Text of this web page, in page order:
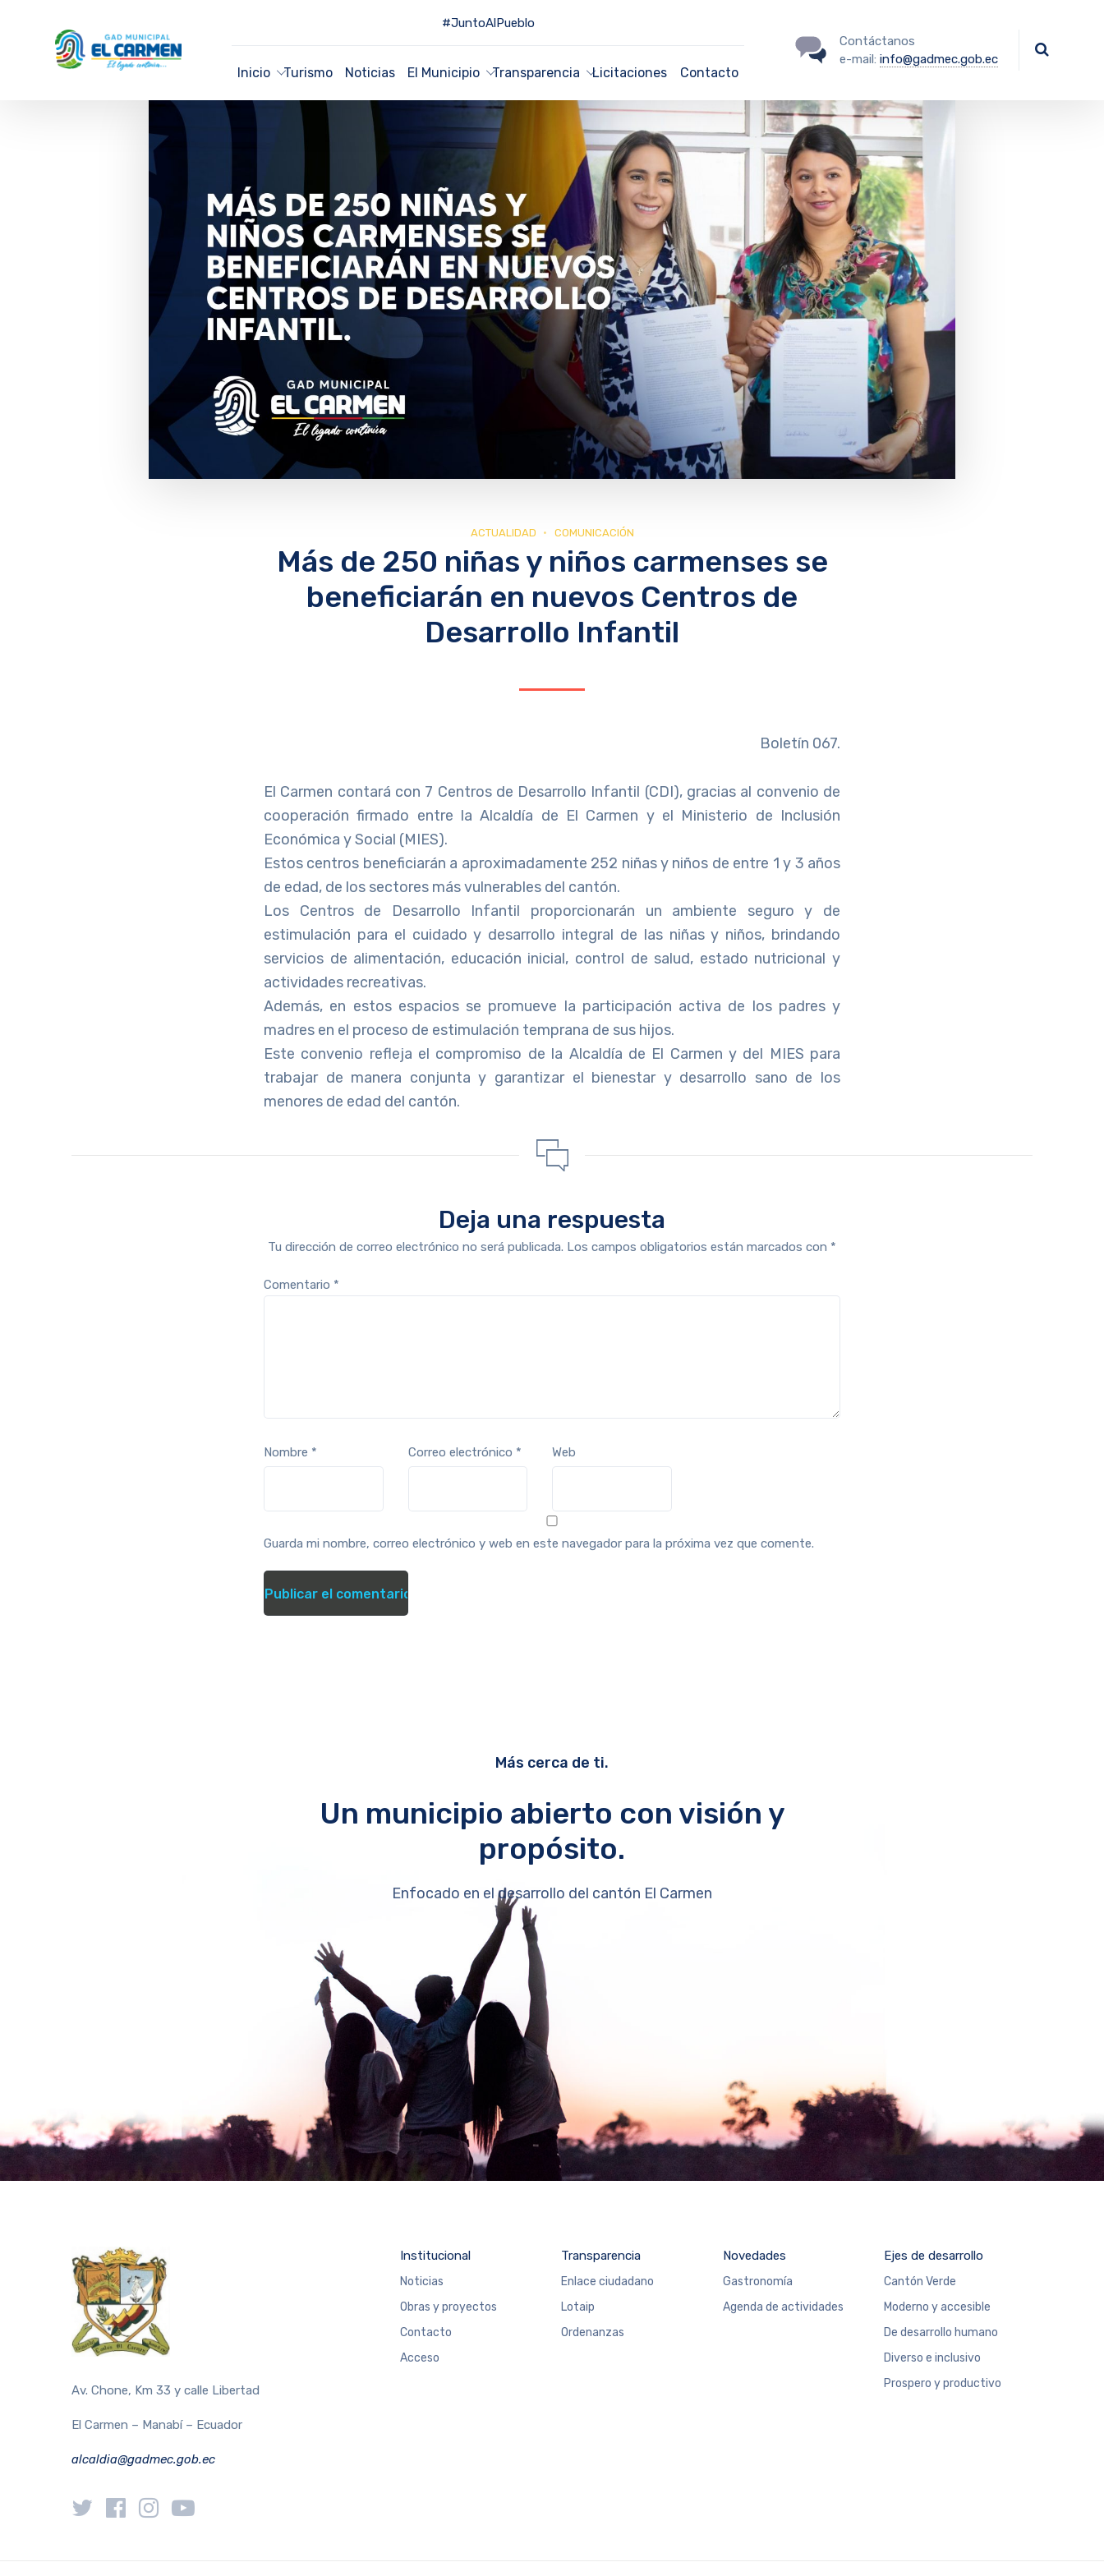
#JuntoAlPueblo
Inicio Turismo Noticias El Municipio Transparencia Licitaciones Contacto
Contáctanos
e-mail: info@gadmec.gob.ec
ACTUALIDAD COMUNICACIÓN
Más de 250 niñas y niños carmenses se
beneficiarán en nuevos Centros de
Desarrollo Infantil
Boletín 067.
El Carmen contará con 7 Centros de Desarrollo Infantil (CDI), gracias al convenio de
cooperación firmado entre la Alcaldía de El Carmen y el Ministerio de Inclusión
Económica y Social (MIES).
Estos centros beneficiarán a aproximadamente 252 niñas y niños de entre 1 y 3 años
de edad, de los sectores más vulnerables del cantón.
Los Centros de Desarrollo Infantil proporcionarán un ambiente seguro y de
estimulación para el cuidado y desarrollo integral de las niñas y niños, brindando
servicios de alimentación, educación inicial, control de salud, estado nutricional y
actividades recreativas.
Además, en estos espacios se promueve la participación activa de los padres y
madres en el proceso de estimulación temprana de sus hijos.
Este convenio refleja el compromiso de la Alcaldía de El Carmen y del MIES para
trabajar de manera conjunta y garantizar el bienestar y desarrollo sano de los
menores de edad del cantón.
Deja una respuesta
Tu dirección de correo electrónico no será publicada. Los campos obligatorios están marcados con *
Comentario *
Nombre * Correo electrónico * Web
Guarda mi nombre, correo electrónico y web en este navegador para la próxima vez que comente.
Más cerca de ti.
Un municipio abierto con visión y
propósito.
Enfocado en el desarrollo del cantón El Carmen
Av. Chone, Km 33 y calle Libertad
El Carmen – Manabí – Ecuador
alcaldia@gadmec.gob.ec
Institucional
Noticias
Obras y proyectos
Contacto
Acceso
Transparencia
Enlace ciudadano
Lotaip
Ordenanzas
Novedades
Gastronomía
Agenda de actividades
Ejes de desarrollo
Cantón Verde
Moderno y accesible
De desarrollo humano
Diverso e inclusivo
Prospero y productivo